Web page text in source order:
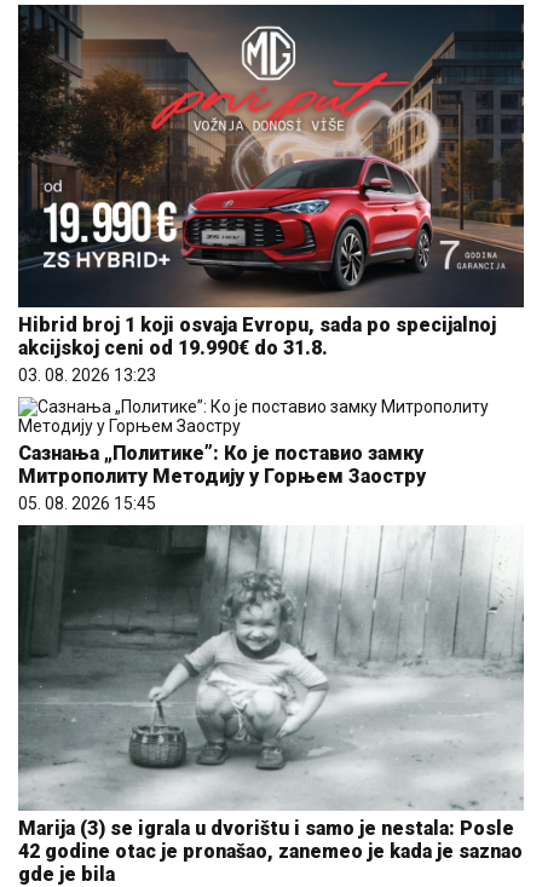
Hibrid broj 1 koji osvaja Evropu, sada po specijalnoj
akcijskoj ceni od 19.990€ do 31.8.
03. 08. 2026 13:23
Сазнања „Политике”: Ко је поставио замку
Митрополиту Методију у Горњем Заостру
05. 08. 2026 15:45
Marija (3) se igrala u dvorištu i samo je nestala: Posle
42 godine otac je pronašao, zanemeo je kada je saznao
gde je bila